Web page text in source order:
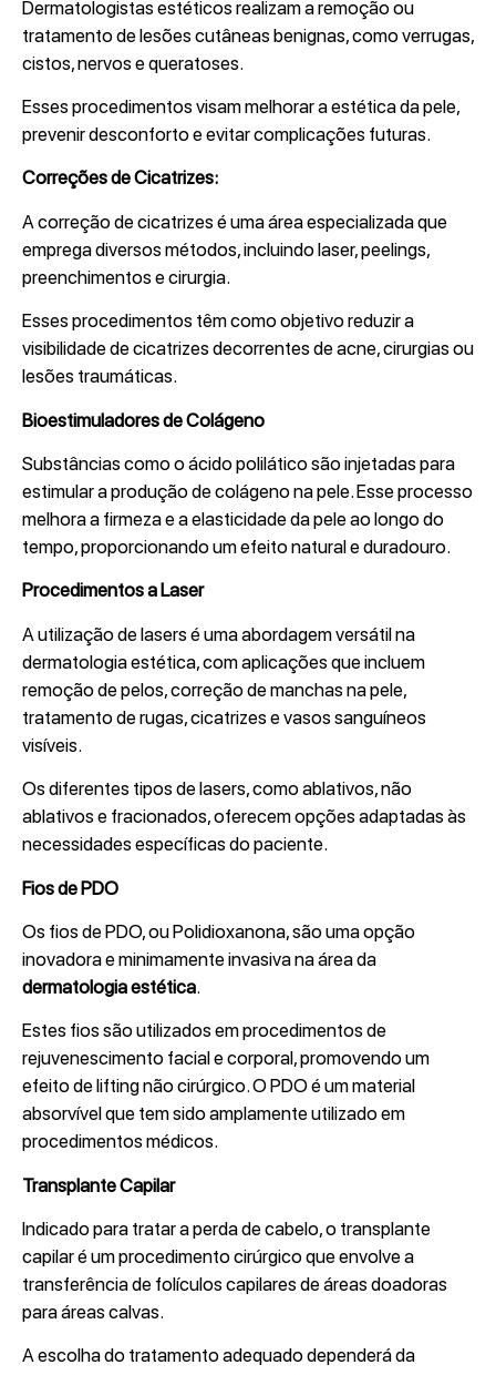
Dermatologistas estéticos realizam a remoção ou
tratamento de lesões cutâneas benignas, como verrugas,
cistos, nervos e queratoses.
Esses procedimentos visam melhorar a estética da pele,
prevenir desconforto e evitar complicações futuras.
Correções de Cicatrizes:
A correção de cicatrizes é uma área especializada que
emprega diversos métodos, incluindo laser, peelings,
preenchimentos e cirurgia.
Esses procedimentos têm como objetivo reduzir a
visibilidade de cicatrizes decorrentes de acne, cirurgias ou
lesões traumáticas.
Bioestimuladores de Colágeno
Substâncias como o ácido polilático são injetadas para
estimular a produção de colágeno na pele. Esse processo
melhora a firmeza e a elasticidade da pele ao longo do
tempo, proporcionando um efeito natural e duradouro.
Procedimentos a Laser
A utilização de lasers é uma abordagem versátil na
dermatologia estética, com aplicações que incluem
remoção de pelos, correção de manchas na pele,
tratamento de rugas, cicatrizes e vasos sanguíneos
visíveis.
Os diferentes tipos de lasers, como ablativos, não
ablativos e fracionados, oferecem opções adaptadas às
necessidades específicas do paciente.
Fios de PDO
Os fios de PDO, ou Polidioxanona, são uma opção
inovadora e minimamente invasiva na área da
dermatologia estética.
Estes fios são utilizados em procedimentos de
rejuvenescimento facial e corporal, promovendo um
efeito de lifting não cirúrgico. O PDO é um material
absorvível que tem sido amplamente utilizado em
procedimentos médicos.
Transplante Capilar
Indicado para tratar a perda de cabelo, o transplante
capilar é um procedimento cirúrgico que envolve a
transferência de folículos capilares de áreas doadoras
para áreas calvas.
A escolha do tratamento adequado dependerá da